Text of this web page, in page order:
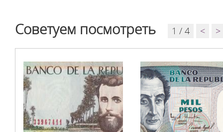
Советуем посмотреть 1 / 4 < >